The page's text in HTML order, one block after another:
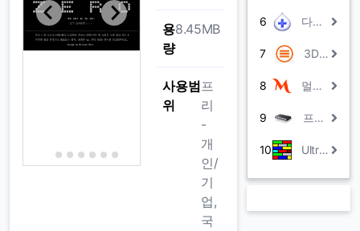
용
량
8.45MB
사용범
위
프
리
-
개
인/
기
업,
국
6 다음 클리너
7 3DMark
8 멀웨어 제로
9 프리Mmr
10 UltraDefrag